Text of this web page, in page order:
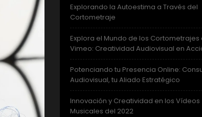
Explorando la Autoestima a Través del
Cortometraje
Explora el Mundo de los Cortometrajes
Vimeo: Creatividad Audiovisual en
Potenciando tu Presencia Online:
Audiovisual, tu Aliado Estratégico
Innovación y Creatividad en los Vídeos
Musicales del 2022